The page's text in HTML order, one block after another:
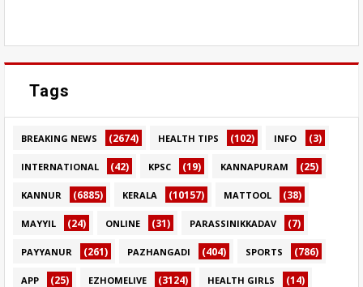
Tags
BREAKING NEWS (2674) HEALTH TIPS (102) INFO (3)
INTERNATIONAL (42) KPSC (19) KANNAPURAM (25)
KANNUR (6885) KERALA (10157) MATTOOL (38)
MAYYIL (24) ONLINE (31) PARASSINIKKADAV (7)
PAYYANUR (261) PAZHANGADI (404) SPORTS (786)
APP (25) EZHOMELIVE (3124) HEALTH GIRLS (14)